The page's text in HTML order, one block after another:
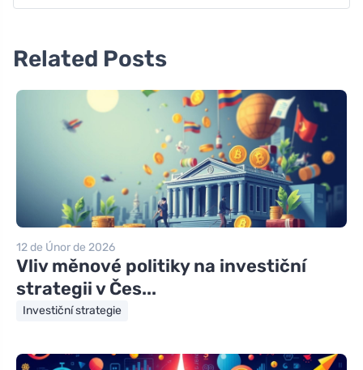
Related Posts
12 de Únor de 2026
Vliv měnové politiky na investiční
strategii v Čes...
Investiční strategie